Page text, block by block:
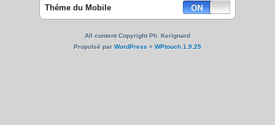
Théme du Mobile
All content Copyright Ph. Kerignard
Propulsé parWordPress +WPtouch 1.9.25